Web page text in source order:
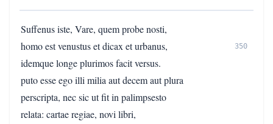
Suffenus iste, Vare, quem probe nosti,
homo est venustus et dicax et urbanus,
350
idemque longe plurimos facit versus.
puto esse ego illi milia aut decem aut plura
perscripta, nec sic ut fit in palimpsesto
relata: cartae regiae, novi libri,